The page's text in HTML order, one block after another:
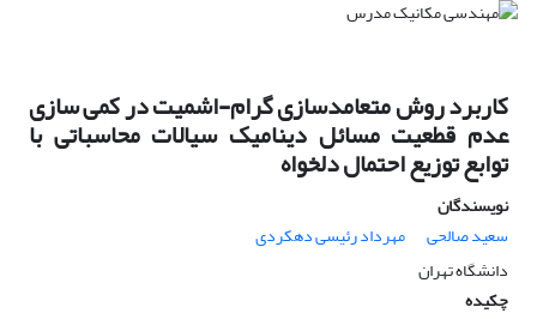
کاربرد روش متعامدسازی گرام-اشمیت در کمی سازی
عدم قطعیت مسائل دینامیک سیالات محاسباتی با
توابع توزیع احتمال دلخواه
نویسندگان
سعید صالحی
مهرداد رئیسی دهکردی
دانشگاه تهران
چکیده